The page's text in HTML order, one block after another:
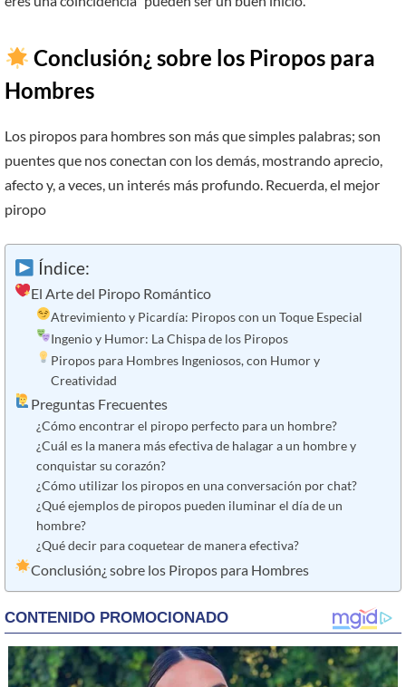
Conclusión¿ sobre los Piropos para
Hombres
Los piropos para hombres son más que simples palabras; son
puentes que nos conectan con los demás, mostrando aprecio,
afecto y, a veces, un interés más profundo. Recuerda, el mejor
piropo
Índice:
El Arte del Piropo Romántico
Atrevimiento y Picardía: Piropos con un Toque Especial
Ingenio y Humor: La Chispa de los Piropos
Piropos para Hombres Ingeniosos, con Humor y
Creatividad
Preguntas Frecuentes
¿Cómo encontrar el piropo perfecto para un hombre?
¿Cuál es la manera más efectiva de halagar a un hombre y
conquistar su corazón?
¿Cómo utilizar los piropos en una conversación por chat?
¿Qué ejemplos de piropos pueden iluminar el día de un
hombre?
¿Qué decir para coquetear de manera efectiva?
Conclusión¿ sobre los Piropos para Hombres